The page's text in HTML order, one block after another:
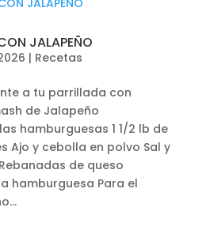
JALAPEÑO
| Recetas
a tu parrillada con
de Jalapeño
hamburguesas 1 1/2 lb de
Ajo y cebolla en polvo Sal y
de queso
hamburguesa Para el